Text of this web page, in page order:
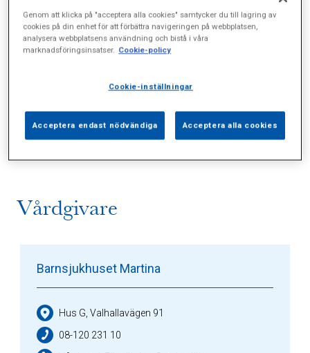
Sidor (0) Press (0) Sophianytt (0)
Vårdgivare
Barnsjukhuset Martina
Hus G, Valhallavägen 91
08-120 231 10
Genom att klicka på "acceptera alla cookies" samtycker du till lagring av
cookies på din enhet för att förbättra navigeringen på webbplatsen,
analysera webbplatsens användning och bistå i våra
marknadsföringsinsatser. Cookie-policy
Cookie-inställningar
Acceptera endast nödvändiga Acceptera alla cookies